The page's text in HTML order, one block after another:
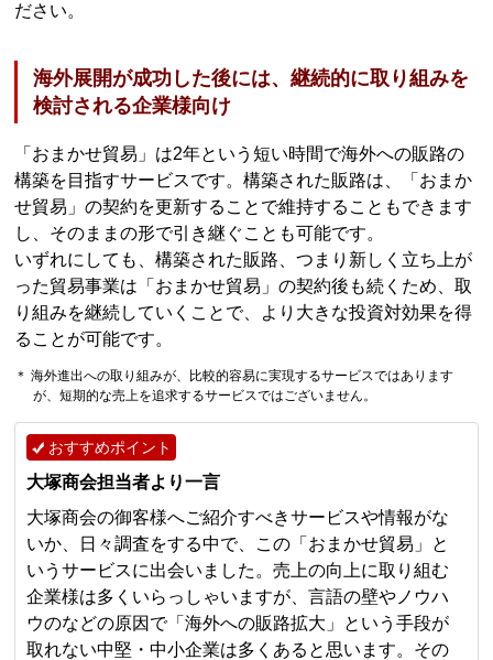
ださい。
海外展開が成功した後には、継続的に取り組みを
検討される企業様向け
「おまかせ貿易」は2年という短い時間で海外への販路の
構築を目指すサービスです。構築された販路は、「おまか
せ貿易」の契約を更新することで維持することもできます
し、そのままの形で引き継ぐことも可能です。
いずれにしても、構築された販路、つまり新しく立ち上が
った貿易事業は「おまかせ貿易」の契約後も続くため、取
り組みを継続していくことで、より大きな投資対効果を得
ることが可能です。
＊ 海外進出への取り組みが、比較的容易に実現するサービスではあります
が、短期的な売上を追求するサービスではございません。
おすすめポイント
大塚商会担当者より一言
大塚商会の御客様へご紹介すべきサービスや情報がな
いか、日々調査をする中で、この「おまかせ貿易」と
いうサービスに出会いました。売上の向上に取り組む
企業様は多くいらっしゃいますが、言語の壁やノウハ
ウのなどの原因で「海外への販路拡大」という手段が
取れない中堅・中小企業は多くあると思います。その